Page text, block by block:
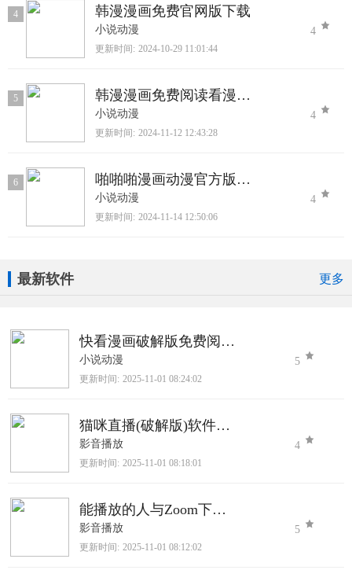
4 韩漫漫画免费官网版下载
小说动漫 4
更新时间: 2024-10-29 11:01:44
5 韩漫漫画免费阅读看漫画下拉正版下载
小说动漫 4
更新时间: 2024-11-12 12:43:28
6 啪啪啪漫画动漫官方版下载
小说动漫 4
更新时间: 2024-11-14 12:50:06
最新软件 更多
快看漫画破解版免费阅读2025最新版
小说动漫 5
更新时间: 2025-11-01 08:24:02
猫咪直播(破解版)软件下载
影音播放 4
更新时间: 2025-11-01 08:18:01
能播放的人与Zoom下载官网版
影音播放 5
更新时间: 2025-11-01 08:12:02